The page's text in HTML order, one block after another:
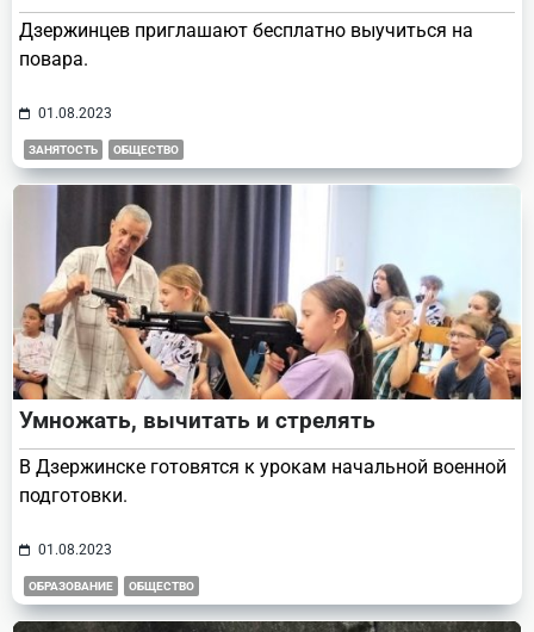
Дзержинцев приглашают бесплатно выучиться на
повара.
01.08.2023
ЗАНЯТОСТЬ ОБЩЕСТВО
Умножать, вычитать и стрелять
В Дзержинске готовятся к урокам начальной военной
подготовки.
01.08.2023
ОБРАЗОВАНИЕ ОБЩЕСТВО